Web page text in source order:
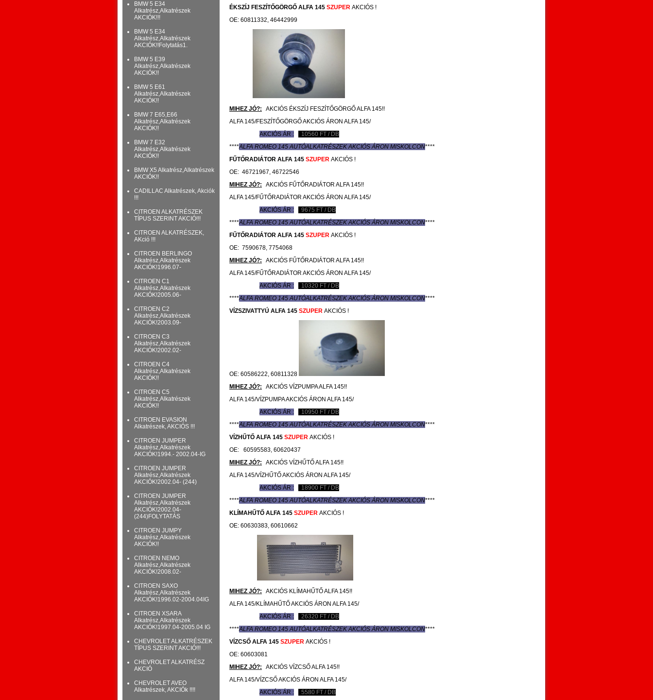
BMW 5 E34
Alkatrész,Alkatrészek
AKCIÓK!!!
BMW 5 E34
Alkatrész,Alkatrészek
AKCIÓK!!Folytatás1.
BMW 5 E39
Alkatrész,Alkatrészek
AKCIÓK!!
BMW 5 E61
Alkatrész,Alkatrészek
AKCIÓK!!
BMW 7 E65,E66
Alkatrész,Alkatrészek
AKCIÓK!!
BMW 7 E32
Alkatrész,Alkatrészek
AKCIÓK!!
BMW X5 Alkatrész,Alkatrészek
AKCIÓK!!
CADILLAC Alkatrészek, Akciók
!!!
CITROEN ALKATRÉSZEK
TÍPUS SZERINT AKCIÓ!!!
CITROEN ALKATRÉSZEK,
AKció !!!
CITROEN BERLINGO
Alkatrész,Alkatrészek
AKCIÓK!1996.07-
CITROEN C1
Alkatrész,Alkatrészek
AKCIÓK!2005.06-
CITROEN C2
Alkatrész,Alkatrészek
AKCIÓK!2003.09-
CITROEN C3
Alkatrész,Alkatrészek
AKCIÓK!2002.02-
CITROEN C4
Alkatrész,Alkatrészek
AKCIÓK!!
CITROEN C5
Alkatrész,Alkatrészek
AKCIÓK!!
CITROEN EVASION
Alkatrészek, AKCIÓS !!!
CITROEN JUMPER
Alkatrész,Alkatrészek
AKCIÓK!1994.- 2002.04-IG
CITROEN JUMPER
Alkatrész,Alkatrészek
AKCIÓK!2002.04- (244)
CITROEN JUMPER
Alkatrész,Alkatrészek
AKCIÓK!2002.04-
(244)FOLYTATÁS
CITROEN JUMPY
Alkatrész,Alkatrészek
AKCIÓK!!
CITROEN NEMO
Alkatrész,Alkatrészek
AKCIÓK!2008.02-
CITROEN SAXO
Alkatrész,Alkatrészek
AKCIÓK!1996.02-2004.04IG
CITROEN XSARA
Alkatrész,Alkatrészek
AKCIÓK!1997.04-2005.04 IG
CHEVROLET ALKATRÉSZEK
TÍPUS SZERINT AKCIÓ!!!
CHEVROLET ALKATRÉSZ
AKCIÓ
CHEVROLET AVEO
Alkatrészek, AKCIÓk !!!!
ÉKSZÍJ FESZÍTŐGÖRGŐ ALFA 145 SZUPER AKCIÓS !
OE: 60811332, 46442999
MIHEZ JÓ?: AKCIÓS ÉKSZÍJ FESZÍTŐGÖRGŐ ALFA 145!!
ALFA 145/FESZÍTŐGÖRGŐ AKCIÓS ÁRON ALFA 145/
AKCIÓS ÁR :
10560 FT / DB
****ALFA ROMEO 145 AUTÓALKATRÉSZEKAKCIÓS ÁRON MISKOLCON****
FŰTŐRADIÁTOR ALFA 145 SZUPER AKCIÓS !
OE: 46721967, 46722546
MIHEZ JÓ?: AKCIÓS FŰTŐRADIÁTOR ALFA 145!!
ALFA 145/FŰTŐRADIÁTOR AKCIÓS ÁRON ALFA 145/
AKCIÓS ÁR :
9675 FT / DB
****ALFA ROMEO 145 AUTÓALKATRÉSZEKAKCIÓS ÁRON MISKOLCON****
FŰTŐRADIÁTOR ALFA 145 SZUPER AKCIÓS !
OE: 7590678, 7754068
MIHEZ JÓ?: AKCIÓS FŰTŐRADIÁTOR ALFA 145!!
ALFA 145/FŰTŐRADIÁTOR AKCIÓS ÁRON ALFA 145/
AKCIÓS ÁR :
10320 FT / DB
****ALFA ROMEO 145 AUTÓALKATRÉSZEKAKCIÓS ÁRON MISKOLCON****
VÍZSZIVATTYÚ ALFA 145 SZUPER AKCIÓS !
OE: 60586222, 60811328
MIHEZ JÓ?: AKCIÓS VÍZPUMPA ALFA 145!!
ALFA 145/VÍZPUMPA AKCIÓS ÁRON ALFA 145/
AKCIÓS ÁR :
10950 FT / DB
****ALFA ROMEO 145 AUTÓALKATRÉSZEKAKCIÓS ÁRON MISKOLCON****
VÍZHŰTŐ ALFA 145 SZUPER AKCIÓS !
OE: 60595583, 60620437
MIHEZ JÓ?: AKCIÓS VÍZHŰTŐ ALFA 145!!
ALFA 145/VÍZHŰTŐ AKCIÓS ÁRON ALFA 145/
AKCIÓS ÁR :
18900 FT / DB
****ALFA ROMEO 145 AUTÓALKATRÉSZEKAKCIÓS ÁRON MISKOLCON****
KLÍMAHŰTŐ ALFA 145 SZUPER AKCIÓS !
OE: 60630383, 60610662
MIHEZ JÓ?: AKCIÓS KLÍMAHŰTŐ ALFA 145!!
ALFA 145/KLÍMAHŰTŐ AKCIÓS ÁRON ALFA 145/
AKCIÓS ÁR :
26320 FT / DB
****ALFA ROMEO 145 AUTÓALKATRÉSZEKAKCIÓS ÁRON MISKOLCON****
VÍZCSŐ ALFA 145 SZUPER AKCIÓS !
OE: 60603081
MIHEZ JÓ?: AKCIÓS VÍZCSŐ ALFA 145!!
ALFA 145/VÍZCSŐ AKCIÓS ÁRON ALFA 145/
AKCIÓS ÁR :
5580 FT / DB